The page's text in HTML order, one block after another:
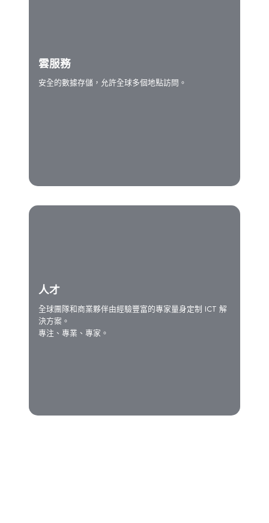
雲服務
安全的數據存儲，允許全球多個地點訪問。
人才
全球團隊和商業夥伴由經驗豐富的專家量身定制 ICT 解
決方案。
專注、專業、專家。